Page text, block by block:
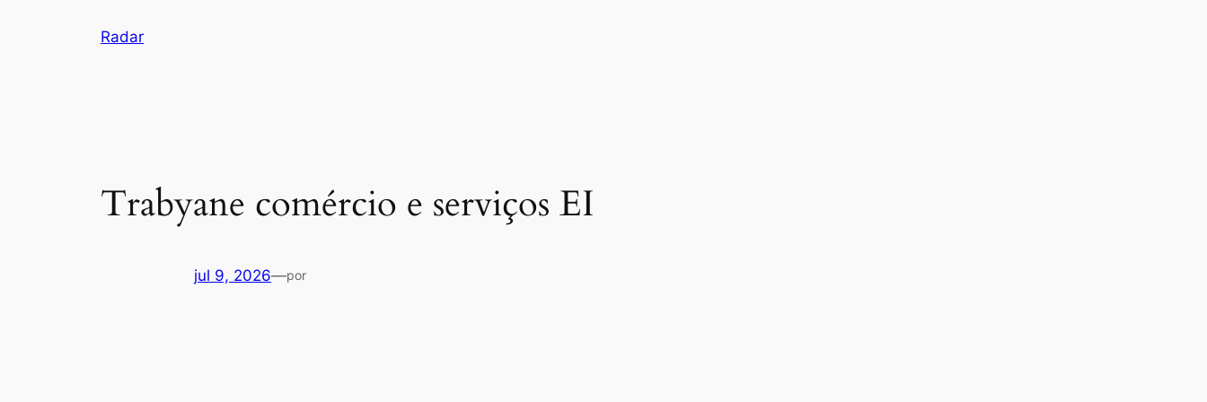
Radar
Trabyane comércio e serviços EI
jul 9, 2026—por